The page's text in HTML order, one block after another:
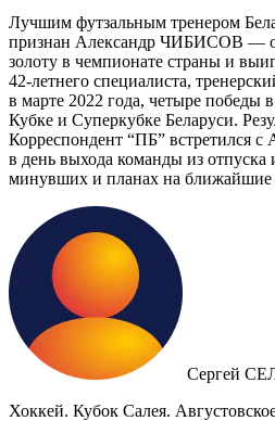
Лучшим футзальным тренером
признан Александр ЧИБИСОВ —
золоту в чемпионате страны и
42-летнего специалиста,
в марте 2022 года, четыре победы
Кубке и Суперкубке Беларуси.
Корреспондент “ПБ” встретился с
в день выхода команды из отпуска
минувших и планах на ближайшие
Сергей
Хоккей. Кубок Салея.